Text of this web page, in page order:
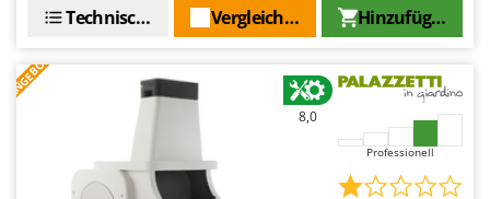
Hinzufügen
Vergleichen Sie
Technische Daten
ANGEBOT
8,0
Professionell